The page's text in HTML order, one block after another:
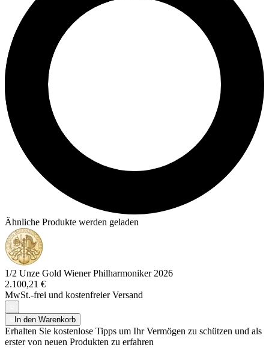
Ähnliche Produkte werden geladen
1/2 Unze Gold Wiener Philharmoniker 2026
2.100,21 €
MwSt.-frei und kostenfreier Versand
In den Warenkorb
Erhalten Sie kostenlose Tipps um Ihr Vermögen zu schützen und als
erster von neuen Produkten zu erfahren